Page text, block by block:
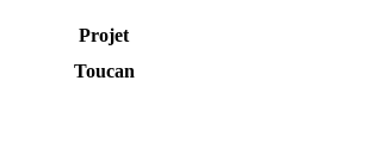
Projet
Toucan